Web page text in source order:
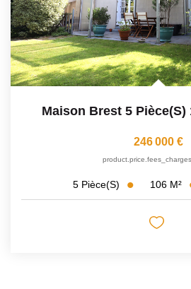
Maison Brest 5 Pièce(s)
246 000 €
5 Pièce(s) 106 M²